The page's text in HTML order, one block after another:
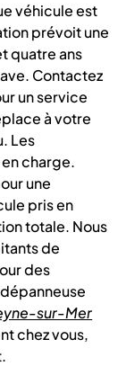
véhicule est
prévoit une
quatre ans
Contactez
un service
à votre
Les
charge.
une
pris en
totale. Nous
de
des
sur-Mer
chez vous,